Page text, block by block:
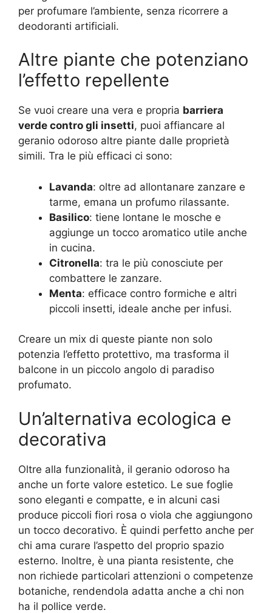
per profumare l’ambiente, senza ricorrere a
deodoranti artificiali.
Altre piante che potenziano
l’effetto repellente
Se vuoi creare una vera e propria barriera
verde contro gli insetti, puoi affiancare al
geranio odoroso altre piante dalle proprietà
simili. Tra le più efficaci ci sono:
Lavanda: oltre ad allontanare zanzare e
tarme, emana un profumo rilassante.
Basilico: tiene lontane le mosche e
aggiunge un tocco aromatico utile anche
in cucina.
Citronella: tra le più conosciute per
combattere le zanzare.
Menta: efficace contro formiche e altri
piccoli insetti, ideale anche per infusi.
Creare un mix di queste piante non solo
potenzia l’effetto protettivo, ma trasforma il
balcone in un piccolo angolo di paradiso
profumato.
Un’alternativa ecologica e
decorativa
Oltre alla funzionalità, il geranio odoroso ha
anche un forte valore estetico. Le sue foglie
sono eleganti e compatte, e in alcuni casi
produce piccoli fiori rosa o viola che aggiungono
un tocco decorativo. È quindi perfetto anche per
chi ama curare l’aspetto del proprio spazio
esterno. Inoltre, è una pianta resistente, che
non richiede particolari attenzioni o competenze
botaniche, rendendola adatta anche a chi non
ha il pollice verde.